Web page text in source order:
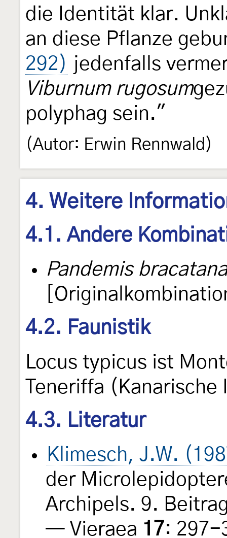
die Identität klar.
an diese Pflanze
292) jedenfalls
Viburnum rugosum
polyphag sein."
(Autor: Erwin Rennwald)
4. Weitere
4.1. Andere
Pandemis bracatana
4.2. Faunistik
Locus typicus ist
Teneriffa
4.3. Literatur
Klimesch, J.W.
der
Archipels. 9.
— Vieraea 17: